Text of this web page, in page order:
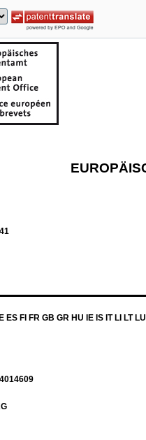
ES FI FR GB GR HU IE IS IT LI LT